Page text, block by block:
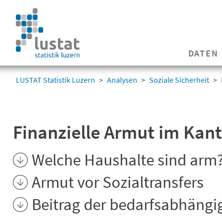
DATEN
LUSTAT Statistik Luzern Analysen Soziale Sicherheit
Finanzielle Armut im
Welche Haushalte sind
Armut vor Sozialtransfers
Beitrag der